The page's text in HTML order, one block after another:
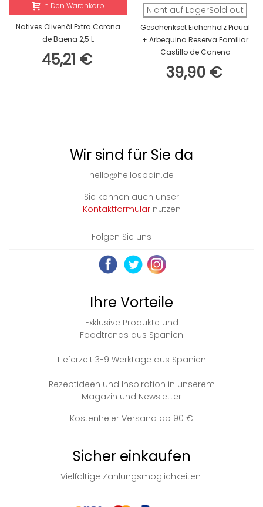
In Den Warenkorb
Natives Olivenöl Extra Corona
de Baena 2,5 L
45,21 €
Nicht auf LagerSold out
Geschenkset Eichenholz Picual
+ Arbequina Reserva Familiar
Castillo de Canena
39,90 €
Wir sind für Sie da
hello@hellospain.de
Sie können auch unser
Kontaktformularnutzen
Folgen Sie uns
Ihre Vorteile
Exklusive Produkte und
Foodtrends aus Spanien
Lieferzeit 3-9 Werktage aus Spanien
Rezeptideen und Inspiration in unserem
Magazin und Newsletter
Kostenfreier Versand ab 90 €
Sicher einkaufen
Vielfältige Zahlungsmöglichkeiten